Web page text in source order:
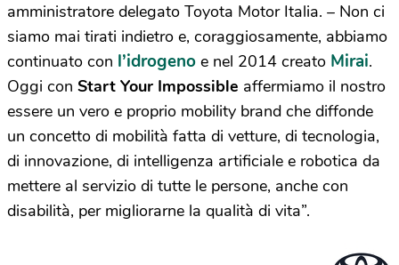
amministratore delegato Toyota Motor Italia. – Non ci
siamo mai tirati indietro e, coraggiosamente, abbiamo
continuato con l’idrogeno e nel 2014 creato Mirai.
Oggi con Start Your Impossible affermiamo il nostro
essere un vero e proprio mobility brand che diffonde
un concetto di mobilità fatta di vetture, di tecnologia,
di innovazione, di intelligenza artificiale e robotica da
mettere al servizio di tutte le persone, anche con
disabilità, per migliorarne la qualità di vita”.